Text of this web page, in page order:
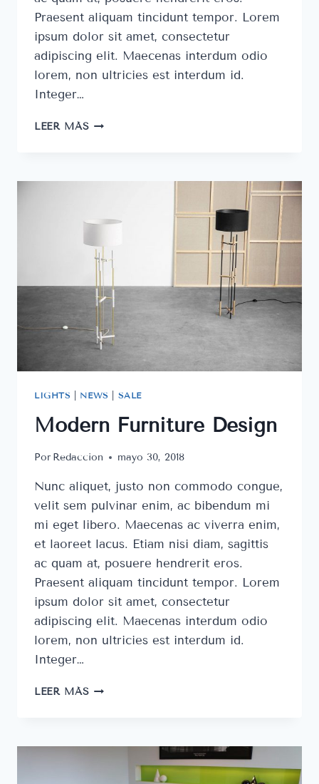
Praesent aliquam tincidunt tempor. Lorem
ipsum dolor sit amet, consectetur
adipiscing elit. Maecenas interdum odio
lorem, non ultricies est interdum id.
Integer…
LEER MÁS ATTACHED
LIGHTS NEWS SALE
Modern Furniture Design
Por Redaccion mayo 30, 2018
Nunc aliquet, justo non commodo congue,
velit sem pulvinar enim, ac bibendum mi
mi eget libero. Maecenas ac viverra enim,
et laoreet lacus. Etiam nisi diam, sagittis
ac quam at, posuere hendrerit eros.
Praesent aliquam tincidunt tempor. Lorem
ipsum dolor sit amet, consectetur
adipiscing elit. Maecenas interdum odio
lorem, non ultricies est interdum id.
Integer…
LEER MÁS MODERN